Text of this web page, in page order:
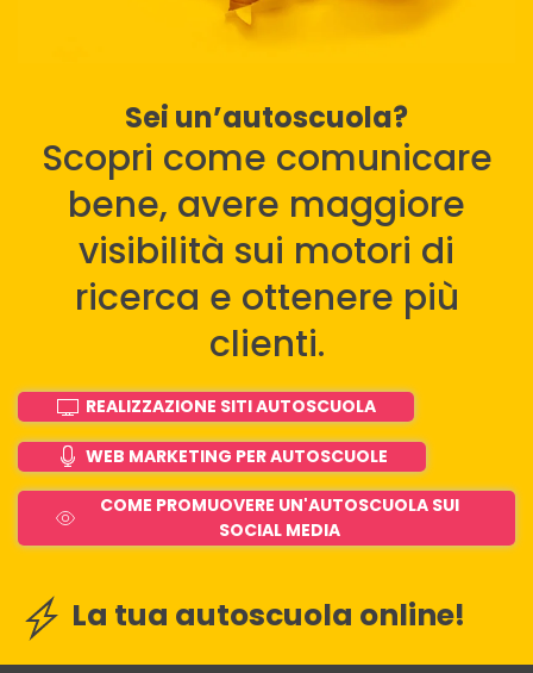
Sei un’autoscuola?
Scopri come comunicare
bene, avere maggiore
visibilità sui motori di
ricerca e ottenere più
clienti.
REALIZZAZIONE SITI AUTOSCUOLA
WEB MARKETING PER AUTOSCUOLE
COME PROMUOVERE UN'AUTOSCUOLA SUI
SOCIAL MEDIA
La tua autoscuola online!